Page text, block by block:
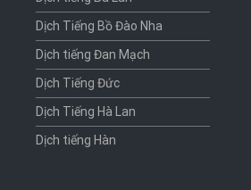
Dịch Tiếng Bồ Đào Nha
Dịch tiếng Đan Mạch
Dịch Tiếng Đức
Dịch Tiếng Hà Lan
Dịch tiếng Hàn